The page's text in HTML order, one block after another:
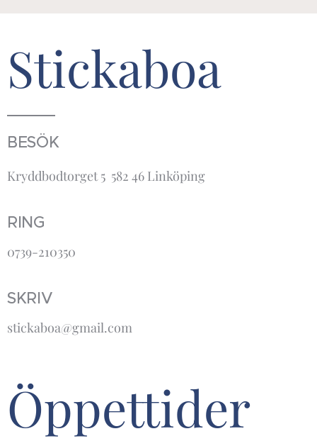
Stickaboa
BESÖK
Kryddbodtorget 5 582 46 Linköping
RING
0739-210350
SKRIV
stickaboa@gmail.com
Öppettider